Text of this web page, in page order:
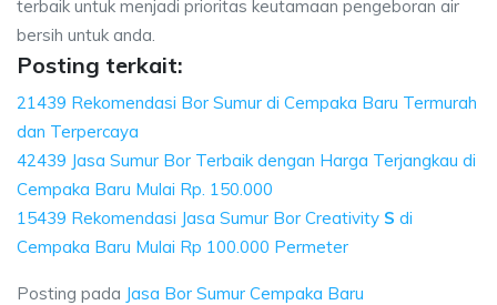
terbaik untuk menjadi prioritas keutamaan pengeboran air
bersih untuk anda.
Posting terkait:
21439 Rekomendasi Bor Sumur di Cempaka Baru Termurah
dan Terpercaya
42439 Jasa Sumur Bor Terbaik dengan Harga Terjangkau di
Cempaka Baru Mulai Rp. 150.000
15439 Rekomendasi Jasa Sumur Bor Creativity S di
Cempaka Baru Mulai Rp 100.000 Permeter
Posting pada Jasa Bor Sumur Cempaka Baru